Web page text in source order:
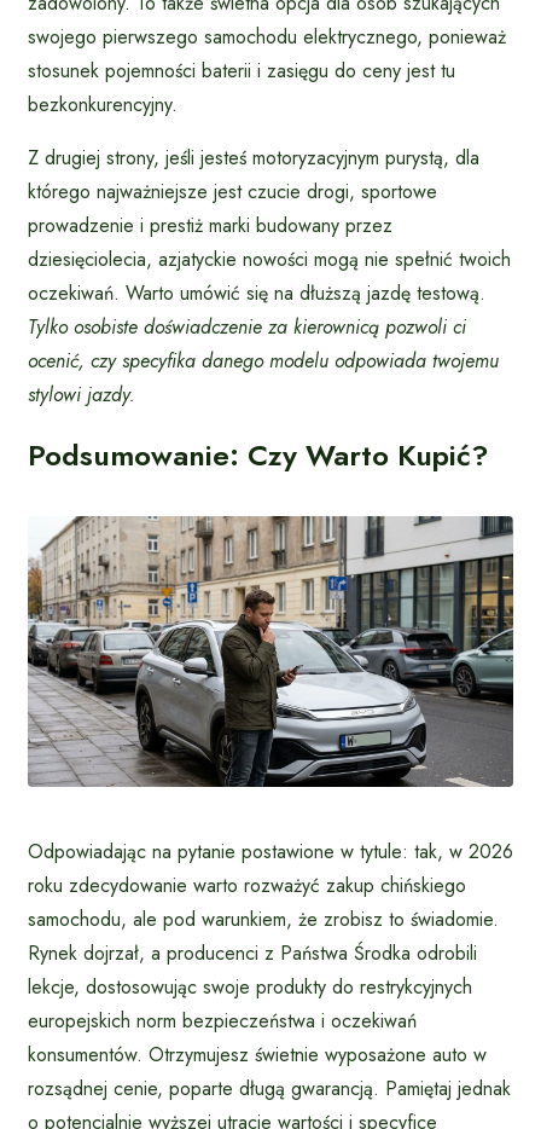
swojego pierwszego samochodu elektrycznego, ponieważ
stosunek pojemności baterii i zasięgu do ceny jest tu
bezkonkurencyjny.
Z drugiej strony, jeśli jesteś motoryzacyjnym purystą, dla
którego najważniejsze jest czucie drogi, sportowe
prowadzenie i prestiż marki budowany przez
dziesięciolecia, azjatyckie nowości mogą nie spełnić twoich
oczekiwań. Warto umówić się na dłuższą jazdę testową.
Tylko osobiste doświadczenie za kierownicą pozwoli ci
ocenić, czy specyfika danego modelu odpowiada twojemu
stylowi jazdy.
Podsumowanie: Czy Warto Kupić?
Odpowiadając na pytanie postawione w tytule: tak, w 2026
roku zdecydowanie warto rozważyć zakup chińskiego
samochodu, ale pod warunkiem, że zrobisz to świadomie.
Rynek dojrzał, a producenci z Państwa Środka odrobili
lekcje, dostosowując swoje produkty do restrykcyjnych
europejskich norm bezpieczeństwa i oczekiwań
konsumentów. Otrzymujesz świetnie wyposażone auto w
rozsądnej cenie, poparte długą gwarancją. Pamiętaj jednak
o potencjalnie wyższej utracie wartości i specyfice